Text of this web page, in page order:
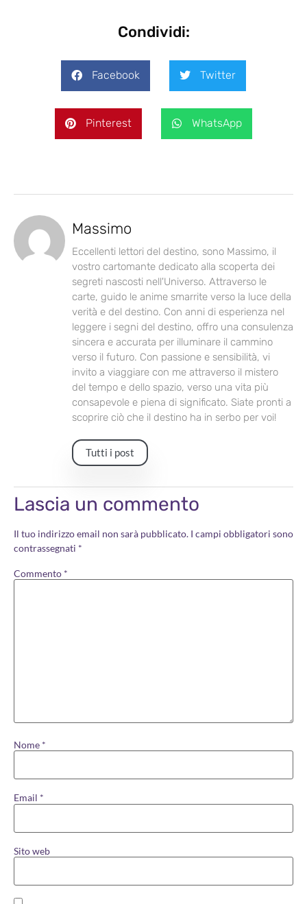
Condividi:
Facebook Twitter
Pinterest WhatsApp
Massimo
Eccellenti lettori del destino, sono Massimo, il
vostro cartomante dedicato alla scoperta dei
segreti nascosti nell'Universo. Attraverso le
carte, guido le anime smarrite verso la luce della
verità e del destino. Con anni di esperienza nel
leggere i segni del destino, offro una consulenza
sincera e accurata per illuminare il cammino
verso il futuro. Con passione e sensibilità, vi
invito a viaggiare con me attraverso il mistero
del tempo e dello spazio, verso una vita più
consapevole e piena di significato. Siate pronti a
scoprire ciò che il destino ha in serbo per voi!
Tutti i post
Lascia un commento
Il tuo indirizzo email non sarà pubblicato. I campi obbligatori sono
contrassegnati *
Commento *
Nome *
Email *
Sito web